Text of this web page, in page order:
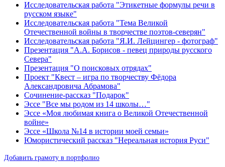
Исследовательская работа "Этикетные формулы речи в
русском языке"
Исследовательская работа "Тема Великой
Отечественной войны в творчестве поэтов-северян"
Исследовательская работа "Я.И. Лейцингер - фотограф"
Презентация "А.А. Борисов - певец природы русского
Севера"
Презентация "О поисковых отрядах"
Проект "Квест – игра по творчеству Фёдора
Александровича Абрамова"
Сочинение-рассказ "Подарок"
Эссе "Все мы родом из 14 школы…"
Эссе «Моя любимая книга о Великой Отечественной
войне»
Эссе «Школа №14 в истории моей семьи»
Юмористический рассказ "Нереальная история Руси"
Добавить грамоту в портфолио